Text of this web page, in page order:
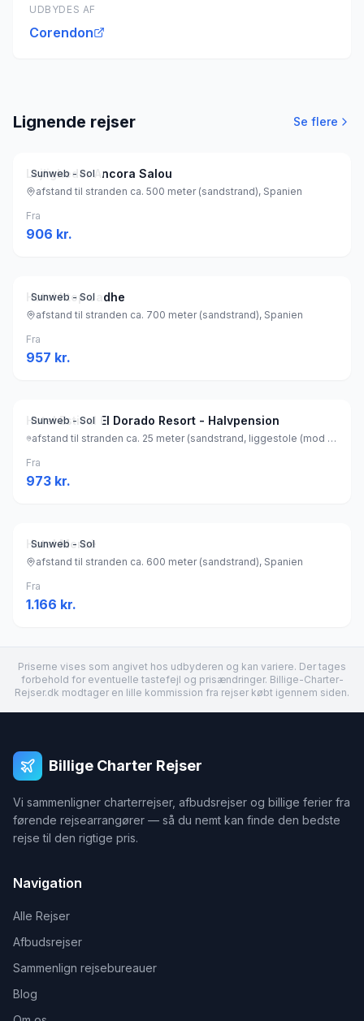
UDBYDES AF
Corendon
Lignende rejser Se flere
Sunweb - Sol
Lejligheder Ancora Salou
afstand til stranden ca. 500 meter (sandstrand), Spanien
Fra
906 kr.
Sunweb - Sol
Hotel htop Jadhe
afstand til stranden ca. 700 meter (sandstrand), Spanien
Fra
957 kr.
Sunweb - Sol
Hotel Estival El Dorado Resort - Halvpension
afstand til stranden ca. 25 meter (sandstrand, liggestole (mod betaling) , parasol (mod betaling) ), Spanien
Fra
973 kr.
Sunweb - Sol
Hotel Mercè
afstand til stranden ca. 600 meter (sandstrand), Spanien
Fra
1.166 kr.
Priserne vises som angivet hos udbyderen og kan variere. Der tages
forbehold for eventuelle tastefejl og prisændringer. Billige-Charter-
Rejser.dk modtager en lille kommission fra rejser købt igennem siden.
Billige Charter Rejser
Vi sammenligner charterrejser, afbudsrejser og billige ferier fra
førende rejsearrangører — så du nemt kan finde den bedste
rejse til den rigtige pris.
Navigation
Alle Rejser
Afbudsrejser
Sammenlign rejsebureauer
Blog